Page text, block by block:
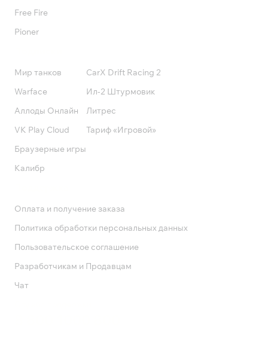
Free Fire
Pioner
Мир танков
Warface
Аллоды Онлайн
VK Play Cloud
Браузерные игры
Калибр
CarX Drift Racing 2
Ил-2 Штурмовик
Литрес
Тариф «Игровой»
Оплата и получение заказа
Политика обработки персональных данных
Пользовательское соглашение
Разработчикам и Продавцам
Чат